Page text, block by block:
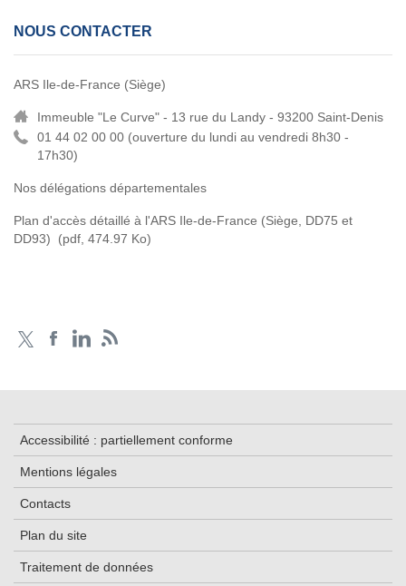
NOUS CONTACTER
ARS Ile-de-France (Siège)
Immeuble "Le Curve" - 13 rue du Landy - 93200 Saint-Denis
01 44 02 00 00 (ouverture du lundi au vendredi 8h30 -
17h30)
Nos délégations départementales
Plan d'accès détaillé à l'ARS Ile-de-France (Siège, DD75 et
DD93)
(pdf, 474.97 Ko)
Accessibilité : partiellement conforme
Mentions légales
Contacts
Plan du site
Traitement de données